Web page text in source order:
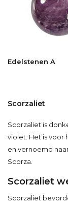
Edelstenen A
Scorzaliet
Scorzaliet is
violet. Het is voor
en vernoemd
Scorza.
Scorzaliet
Scorzaliet